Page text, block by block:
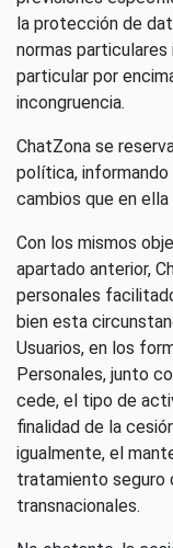
la protección de
normas particulares
particular por
incongruencia.
ChatZona se
política, informando
cambios que en
Con los mismos
apartado anterior,
personales
bien esta
Usuarios, en los
Personales, junto
cede, el tipo de
finalidad de la
igualmente, el
tratamiento seguro
transnacionales.